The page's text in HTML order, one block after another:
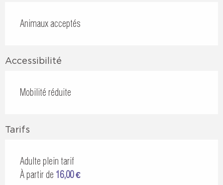
Animaux acceptés
Accessibilité
Mobilité réduite
Tarifs
Adulte plein tarif
À partir de 16,00 €